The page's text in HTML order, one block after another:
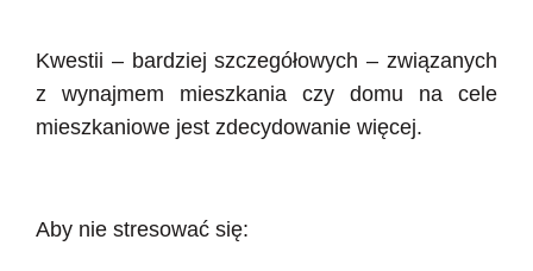
Kwestii – bardziej szczegółowych – związanych
z wynajmem mieszkania czy domu na cele
mieszkaniowe jest zdecydowanie więcej.
Aby nie stresować się: